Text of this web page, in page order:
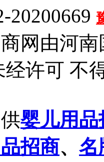
20200669
网由河
经许可 不
婴儿用品
招商、 名